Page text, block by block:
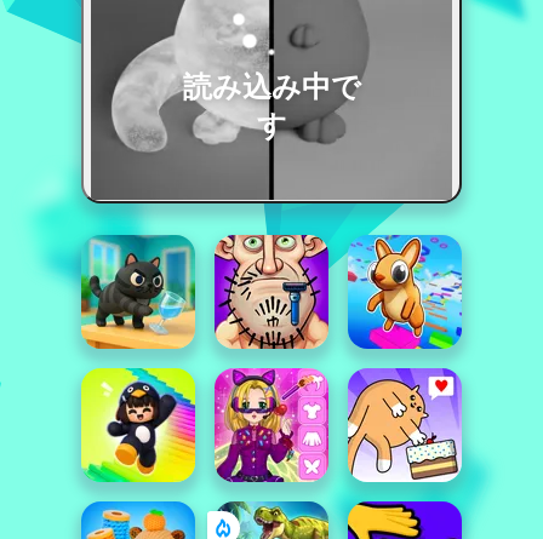
読み込み中で
す